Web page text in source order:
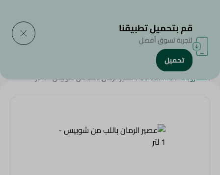
الرئيسية/المشروبات
المشروبات/
Soft Drinks
/عصير الرمان باللب من شوبيس - 1 لتر
قم بتحميل تطبيقنا
لتجربة تسوق أفضل
تحميل